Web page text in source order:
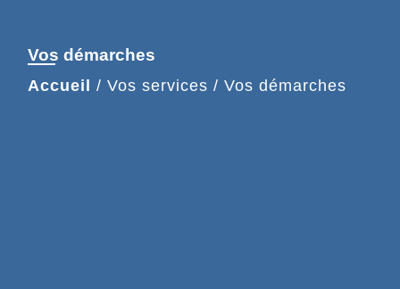
Vos démarches
Accueil / Vos services / Vos démarches